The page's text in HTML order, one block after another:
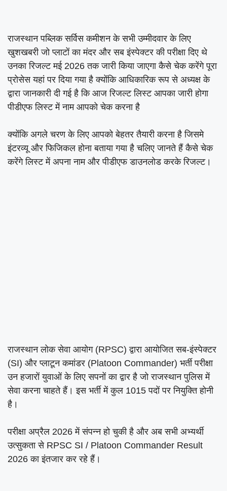
राजस्थान पब्लिक सर्विस कमीशन के सभी उम्मीदवार के लिए
खुशखबरी जो प्लाटों का मंदर और सब इंस्पेक्टर की परीक्षा दिए थे
उनका रिजल्ट मई 2026 तक जारी किया जाएगा कैसे चेक करेंगे पूरा
प्रोसेस यहां पर दिया गया है क्योंकि आधिकारिक रूप से अध्यक्ष के
द्वारा जानकारी दी गई है कि आज रिजल्ट लिस्ट आपका जारी होगा
पीडीएफ लिस्ट में नाम आपको चेक करना है
क्योंकि अगले चरण के लिए आपको बेहतर तैयारी करना है जिसमे
इंटरव्यू और फिजिकल होना बताया गया है चलिए जानते हैं कैसे चेक
करेंगे लिस्ट में अपना नाम और पीडीएफ डाउनलोड करके रिजल्ट।
राजस्थान लोक सेवा आयोग (RPSC) द्वारा आयोजित सब-इंस्पेक्टर
(SI) और प्लाटून कमांडर (Platoon Commander) भर्ती परीक्षा
उन हजारों युवाओं के लिए सपनों का द्वार है जो राजस्थान पुलिस में
सेवा करना चाहते हैं। इस भर्ती में कुल 1015 पदों पर नियुक्ति होनी
है।
परीक्षा अप्रैल 2026 में संपन्न हो चुकी है और अब सभी अभ्यर्थी
उत्सुकता से RPSC SI / Platoon Commander Result
2026 का इंतजार कर रहे हैं।